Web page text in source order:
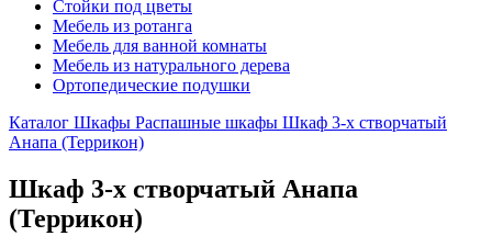
Стойки под цветы
Мебель из ротанга
Мебель для ванной комнаты
Мебель из натурального дерева
Ортопедические подушки
Каталог Шкафы Распашные шкафы Шкаф 3-х створчатый
Анапа (Террикон)
Шкаф 3-х створчатый Анапа
(Террикон)